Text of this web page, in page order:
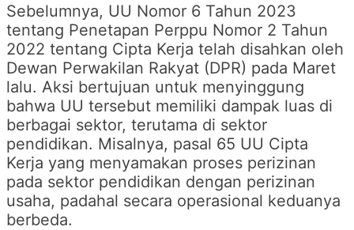
Sebelumnya, UU Nomor 6 Tahun 2023
tentang Penetapan Perppu Nomor 2 Tahun
2022 tentang Cipta Kerja telah disahkan oleh
Dewan Perwakilan Rakyat (DPR) pada Maret
lalu. Aksi bertujuan untuk menyinggung
bahwa UU tersebut memiliki dampak luas di
berbagai sektor, terutama di sektor
pendidikan. Misalnya, pasal 65 UU Cipta
Kerja yang menyamakan proses perizinan
pada sektor pendidikan dengan perizinan
usaha, padahal secara operasional keduanya
berbeda.